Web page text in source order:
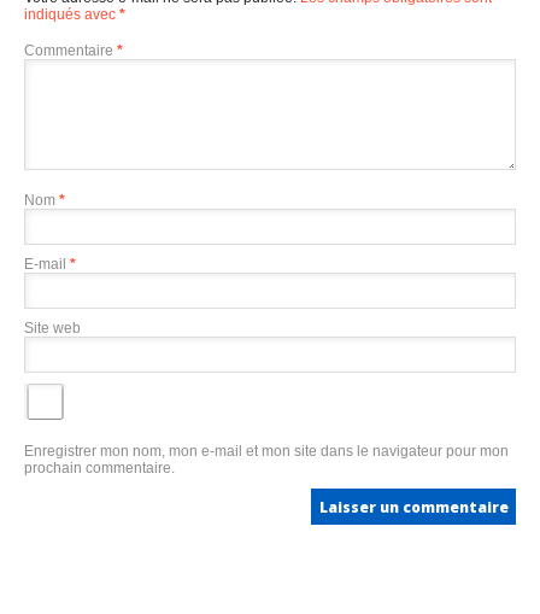
indiqués avec *
Commentaire *
Nom *
E-mail *
Site web
Enregistrer mon nom, mon e-mail et mon site dans le navigateur pour mon
prochain commentaire.